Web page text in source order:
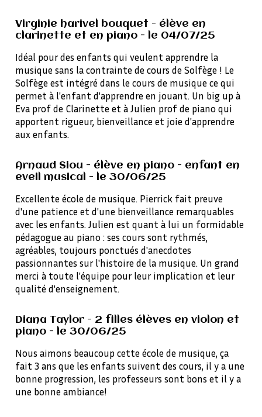
Virginie harivel bouquet - élève en
clarinette et en piano - le 04/07/25
Idéal pour des enfants qui veulent apprendre la
musique sans la contrainte de cours de Solfège ! Le
Solfège est intégré dans le cours de musique ce qui
permet à l'enfant d'apprendre en jouant. Un big up à
Eva prof de Clarinette et à Julien prof de piano qui
apportent rigueur, bienveillance et joie d'apprendre
aux enfants.
Arnaud Siou - élève en piano - enfant en
eveil musical - le 30/06/25
Excellente école de musique. Pierrick fait preuve
d'une patience et d'une bienveillance remarquables
avec les enfants. Julien est quant à lui un formidable
pédagogue au piano : ses cours sont rythmés,
agréables, toujours ponctués d'anecdotes
passionnantes sur l'histoire de la musique. Un grand
merci à toute l'équipe pour leur implication et leur
qualité d'enseignement.
Diana Taylor - 2 filles élèves en violon et
piano - le 30/06/25
Nous aimons beaucoup cette école de musique, ça
fait 3 ans que les enfants suivent des cours, il y a une
bonne progression, les professeurs sont bons et il y a
une bonne ambiance!